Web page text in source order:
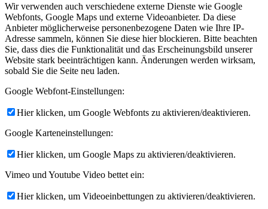
Wir verwenden auch verschiedene externe Dienste wie Google
Webfonts, Google Maps und externe Videoanbieter. Da diese
Anbieter möglicherweise personenbezogene Daten wie Ihre IP-
Adresse sammeln, können Sie diese hier blockieren. Bitte beachten
Sie, dass dies die Funktionalität und das Erscheinungsbild unserer
Website stark beeinträchtigen kann. Änderungen werden wirksam,
sobald Sie die Seite neu laden.
Google Webfont-Einstellungen:
Hier klicken, um Google Webfonts zu aktivieren/deaktivieren.
Google Karteneinstellungen:
Hier klicken, um Google Maps zu aktivieren/deaktivieren.
Vimeo und Youtube Video bettet ein:
Hier klicken, um Videoeinbettungen zu aktivieren/deaktivieren.